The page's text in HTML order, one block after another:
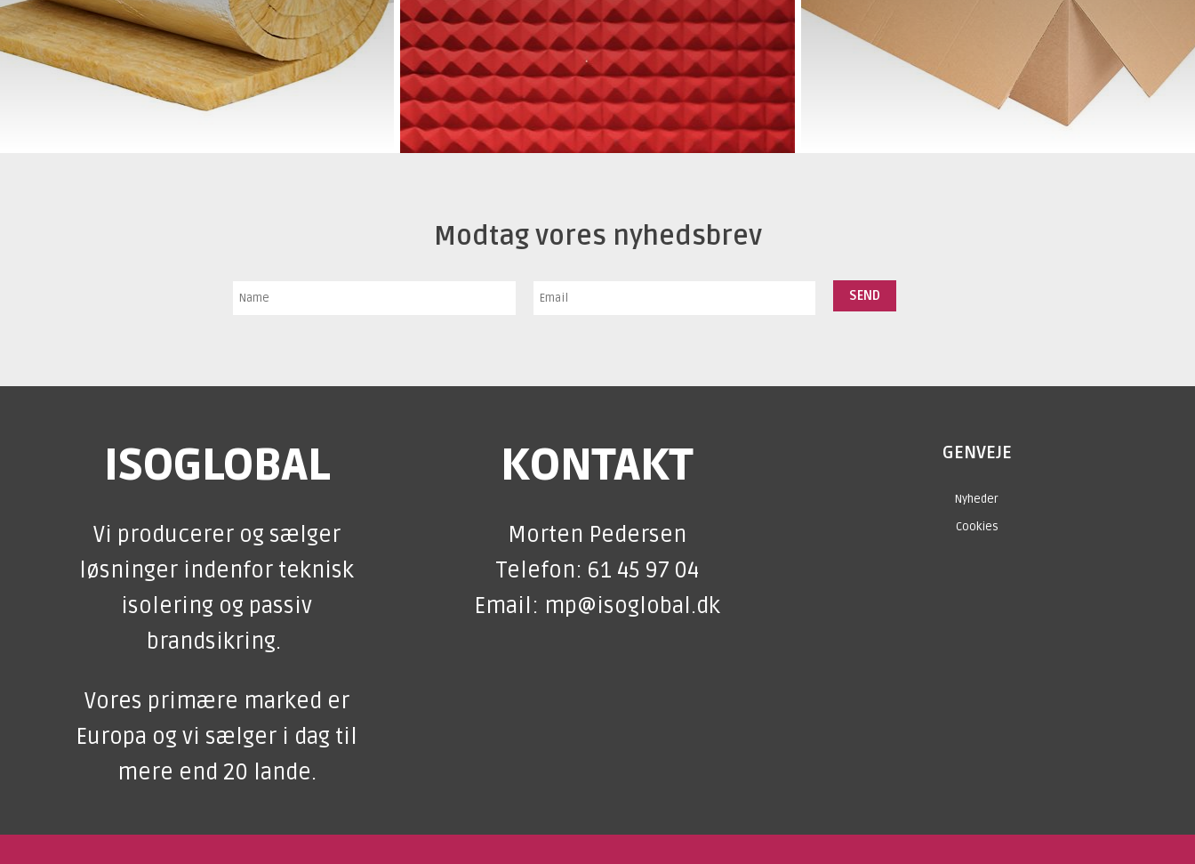
•
WRAPTEC
BEKLÆDNING
•
EBRILLE Split
•
EBRILLE Twinsplit
•
EUROSOUND
Modtag vores nyhedsbrev
ISOGLOBAL
Vi producerer og sælger
løsninger indenfor teknisk
isolering og passiv
brandsikring.
Vores primære marked er
Europa og vi sælger i dag til
mere end 20 lande.
KONTAKT
Morten Pedersen
Telefon: 61 45 97 04
Email: mp@isoglobal.dk
GENVEJE
Nyheder
Cookies